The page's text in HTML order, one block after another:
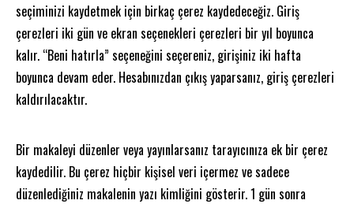
seçiminizi kaydetmek için birkaç çerez kaydedeceğiz. Giriş
çerezleri iki gün ve ekran seçenekleri çerezleri bir yıl boyunca
kalır. “Beni hatırla” seçeneğini seçereniz, girişiniz iki hafta
boyunca devam eder. Hesabınızdan çıkış yaparsanız, giriş çerezleri
kaldırılacaktır.
Bir makaleyi düzenler veya yayınlarsanız tarayıcınıza ek bir çerez
kaydedilir. Bu çerez hiçbir kişisel veri içermez ve sadece
düzenlediğiniz makalenin yazı kimliğini gösterir. 1 gün sonra